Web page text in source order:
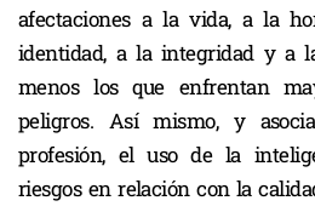
afectaciones a la vida, a la
identidad, a la integridad y a
menos los que enfrentan
peligros. Así mismo, y
profesión, el uso de la
riesgos en relación con la